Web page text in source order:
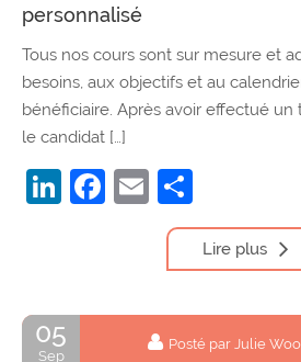
personnalisé
Tous nos cours sont sur mesure et
besoins, aux objectifs et au
bénéficiaire. Après avoir effectué
le candidat […]
LinkedIn
Facebook
Email
Lire plus
05
Sep
Posté par Julie